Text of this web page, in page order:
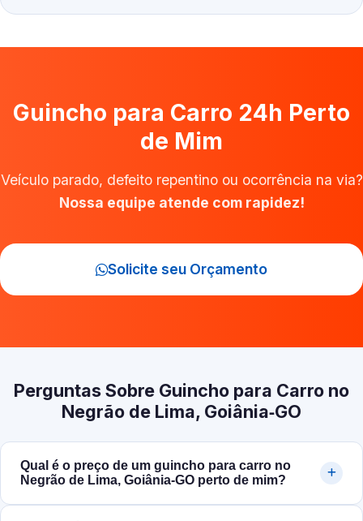
Guincho para Carro 24h Perto
de Mim
Veículo parado, defeito repentino ou ocorrência na via?
Nossa equipe atende com rapidez!
Solicite seu Orçamento
Perguntas Sobre Guincho para Carro no
Negrão de Lima, Goiânia‑GO
Qual é o preço de um guincho para carro no
Negrão de Lima, Goiânia‑GO perto de mim?